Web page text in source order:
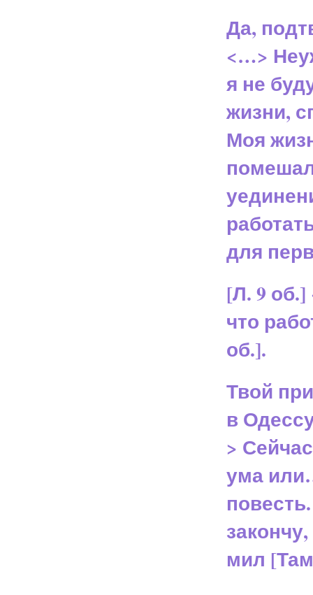
Да,
<…>
я не
жизни,
Моя
для
[Л. 9
что
об.].
Твой
в
>
ума
мил